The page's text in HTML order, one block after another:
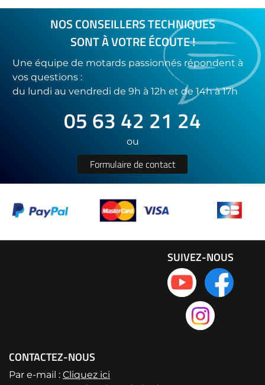
NOS CONSEILLERS TECHNIQUES
SONT À VOTRE ÉCOUTE !
Une équipe de motards passionnés répondent à
vos questions :
du lundi au vendredi de 9h à 12h et de 14h à 17h
05 63 42 21 24
ou
Formulaire de contact
CONTACTEZ-NOUS
Par e-mail : Cliquez ici
SUIVEZ-NOUS